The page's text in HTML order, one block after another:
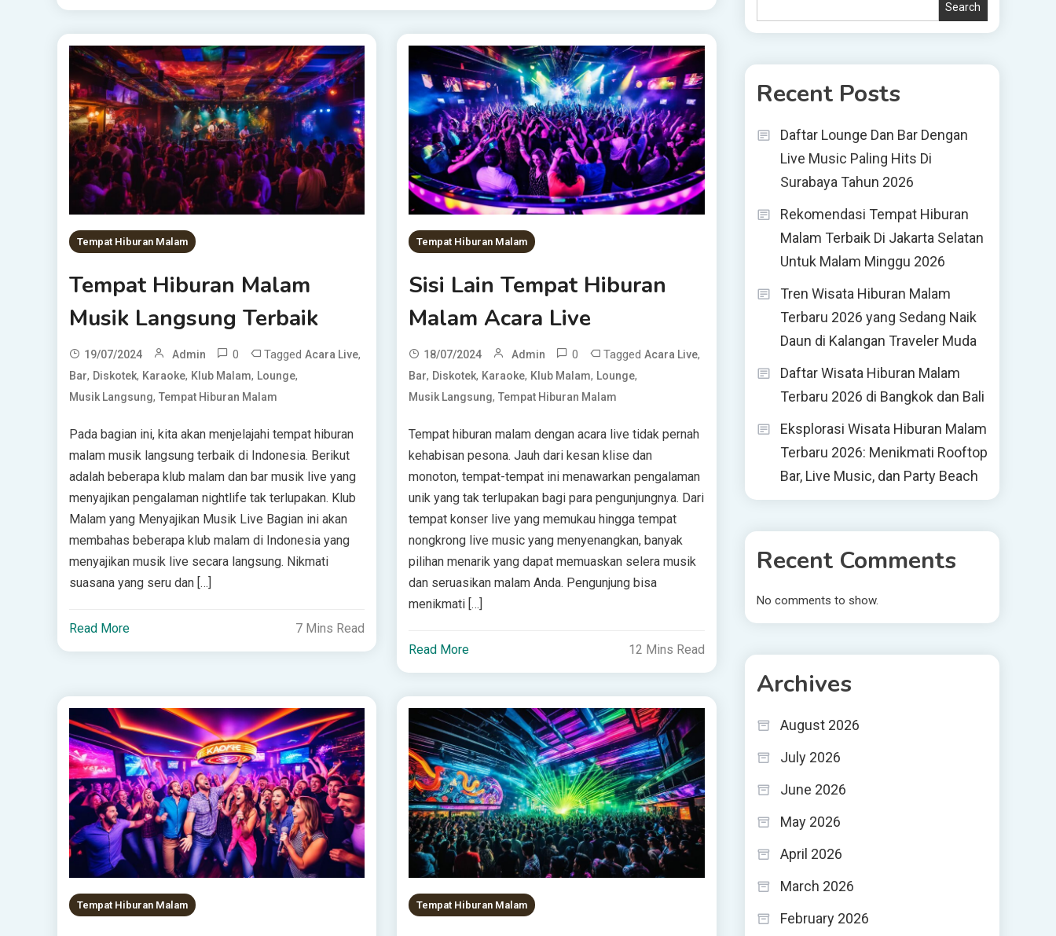
Tempat Hiburan Malam
Tempat Hiburan Malam
Musik Langsung Terbaik
19/07/2024 Admin 0 Tagged Acara Live,
Bar, Diskotek, Karaoke, Klub Malam, Lounge,
Musik Langsung, Tempat Hiburan Malam
Pada bagian ini, kita akan menjelajahi tempat hiburan
malam musik langsung terbaik di Indonesia. Berikut
adalah beberapa klub malam dan bar musik live yang
menyajikan pengalaman nightlife tak terlupakan. Klub
Malam yang Menyajikan Musik Live Bagian ini akan
membahas beberapa klub malam di Indonesia yang
menyajikan musik live secara langsung. Nikmati
suasana yang seru dan […]
Read More 7 Mins Read
Tempat Hiburan Malam
Sisi Lain Tempat Hiburan
Malam Acara Live
18/07/2024 Admin 0 TaggedAcara Live,
Bar, Diskotek, Karaoke, Klub Malam, Lounge,
Musik Langsung,Tempat Hiburan Malam
Tempat hiburan malam dengan acara live tidak pernah
kehabisan pesona. Jauh dari kesan klise dan
monoton, tempat-tempat ini menawarkan pengalaman
unik yang tak terlupakan bagi para pengunjungnya. Dari
tempat konser live yang memukau hingga tempat
nongkrong live music yang menyenangkan, banyak
pilihan menarik yang dapat memuaskan selera musik
dan seruasikan malam Anda. Pengunjung bisa
menikmati […]
Read More 12 Mins Read
Tempat Hiburan Malam Tempat Hiburan Malam
Search
Recent Posts
Daftar Lounge Dan Bar Dengan
Live Music Paling Hits Di
Surabaya Tahun 2026
Rekomendasi Tempat Hiburan
Malam Terbaik Di Jakarta Selatan
Untuk Malam Minggu 2026
Tren Wisata Hiburan Malam
Terbaru 2026 yang Sedang Naik
Daun di Kalangan Traveler Muda
Daftar Wisata Hiburan Malam
Terbaru 2026 di Bangkok dan Bali
Eksplorasi Wisata Hiburan Malam
Terbaru 2026: Menikmati Rooftop
Bar, Live Music, dan Party Beach
Recent Comments
No comments to show.
Archives
August 2026
July 2026
June 2026
May 2026
April 2026
March 2026
February 2026